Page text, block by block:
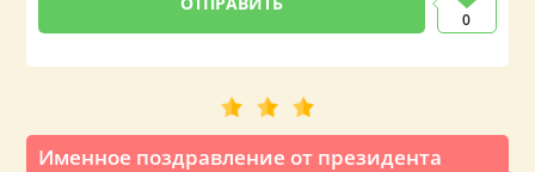
0
Именное поздравление от президента